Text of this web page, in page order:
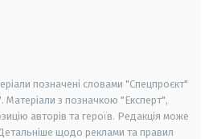
позначені словами "Спецпроєкт"
Матеріали з позначкою "Експерт",
авторів та героїв. Редакція може
Детальніше щодо реклами та правил